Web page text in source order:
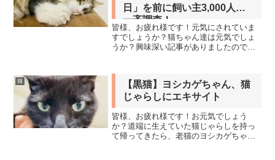
日」を前に飼い主3,000人に
一斉調査！
皆様、お疲れ様です！元気にされていま
すでしょうか？猫ちゃん達は元気でしょ
うか？興味深い記事がありましたのでご
なんだろうか・・・と思う人は多いと思
います。猫の一生にかかる...
猫
【黒猫】ヨシカゲちゃん、猫
じゃらしにエキサイト
皆様、お疲れ様です！お元気でしょう
か？道端に生えていた猫じゃらしを持っ
て帰ってきたら、老猫のヨシカゲちゃん